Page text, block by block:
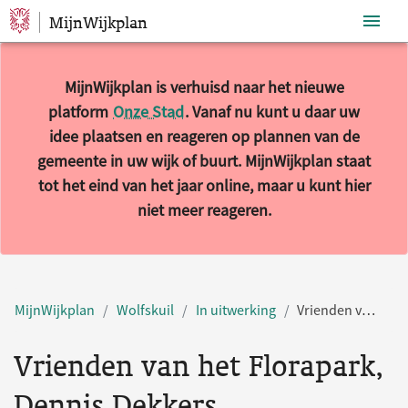
Sla navigatie over
MijnWijkplan
MijnWijkplan is verhuisd naar het nieuwe
platform Onze Stad. Vanaf nu kunt u daar uw
idee plaatsen en reageren op plannen van de
gemeente in uw wijk of buurt. MijnWijkplan staat
tot het eind van het jaar online, maar u kunt hier
niet meer reageren.
MijnWijkplan Wolfskuil In uitwerking Vrienden van het Florapark, Dennis Dekkers
Vrienden van het Florapark,